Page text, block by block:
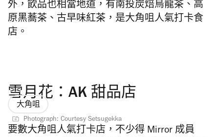
外，飲品也相當地道，有南投炭焙烏龍茶、高
原黑蕎茶、古早味紅茶， 是大角咀人氣打卡食
店。
雪月花：AK 甜品店
大角咀
Photograph: Courtesy Setsugekka
要數大角咀人氣打卡店， 不少得 Mirror 成員